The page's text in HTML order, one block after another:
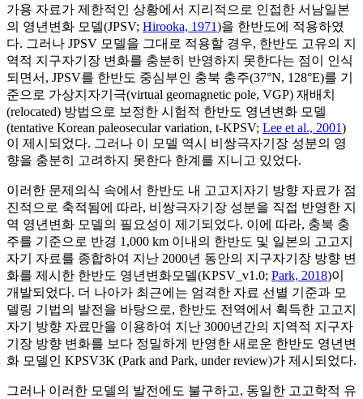
가용 자료가 제한적인 상황에서 지리적으로 인접한 서남일본
의 영년변화 모델(JPSV; Hirooka, 1971)을 한반도에 적용하였
다. 그러나 JPSV 모델을 그대로 적용할 경우, 한반도 고유의 지
역적 지구자기장 변화를 충분히 반영하지 못한다는 점이 인식
되면서, JPSV를 한반도 중심부인 충북 충주(37°N, 128°E)를 기
준으로 가상지자기극(virtual geomagnetic pole, VGP) 재배치
(relocated) 방법으로 보정한 시험적 한반도 영년변화 모델
(tentative Korean paleosecular variation, t-KPSV; Lee et al., 2001)
이 제시되었다. 그러나 이 모델 역시 비쌍극자기장 성분의 영
향을 충분히 고려하지 못한다 한계를 지니고 있었다.
이러한 문제의식 속에서 한반도 내 고고지자기 방향 자료가 점
진적으로 축적됨에 따라, 비쌍극자기장 성분을 직접 반영한 지
역 영년변화 모델의 필요성이 제기되었다. 이에 따라, 충북 충
주를 기준으로 반경 1,000 km 이내의 한반도 및 일본의 고고지
자기 자료를 종합하여 지난 2000년 동안의 지구자기장 방향 변
화를 제시한 한반도 영년변화모델(KPSV_v1.0; Park, 2018)이
개발되었다. 더 나아가 최근에는 엄격한 자료 선별 기준과 모
델링 기법의 발전을 바탕으로, 한반도 전역에서 획득한 고고지
자기 방향 자료만을 이용하여 지난 3000년간의 지역적 지구자
기장 방향 변화를 보다 정밀하게 반영한 새로운 한반도 영년변
화 모델인 KPSV3K (Park and Park, under review)가 제시되었다.
그러나 이러한 모델의 발전에도 불구하고, 동일한 고고학적 유